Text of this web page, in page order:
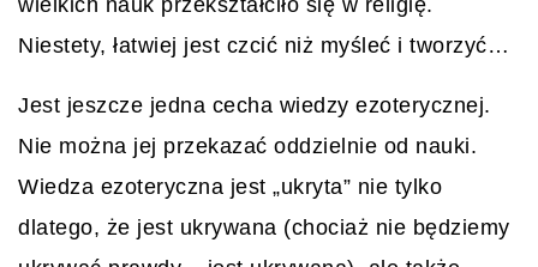
wielkich nauk przekształciło się w religię.
Niestety, łatwiej jest czcić niż myśleć i tworzyć…
Jest jeszcze jedna cecha wiedzy ezoterycznej.
Nie można jej przekazać oddzielnie od nauki.
Wiedza ezoteryczna jest „ukryta” nie tylko
dlatego, że jest ukrywana (chociaż nie będziemy